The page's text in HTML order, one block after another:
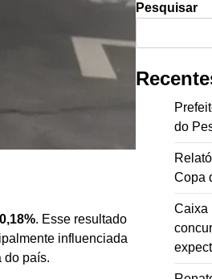
0,18%. Esse resultado
influenciada
do país.
Pesquisar
do
Copa
Caixa